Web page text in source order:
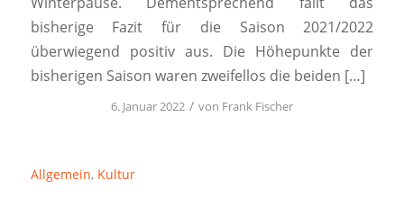
bisherige Fazit für die Saison 2021/2022
überwiegend positiv aus. Die Höhepunkte der
bisherigen Saison waren zweifellos die beiden […]
6. Januar 2022 / von Frank Fischer
Allgemein, Kultur